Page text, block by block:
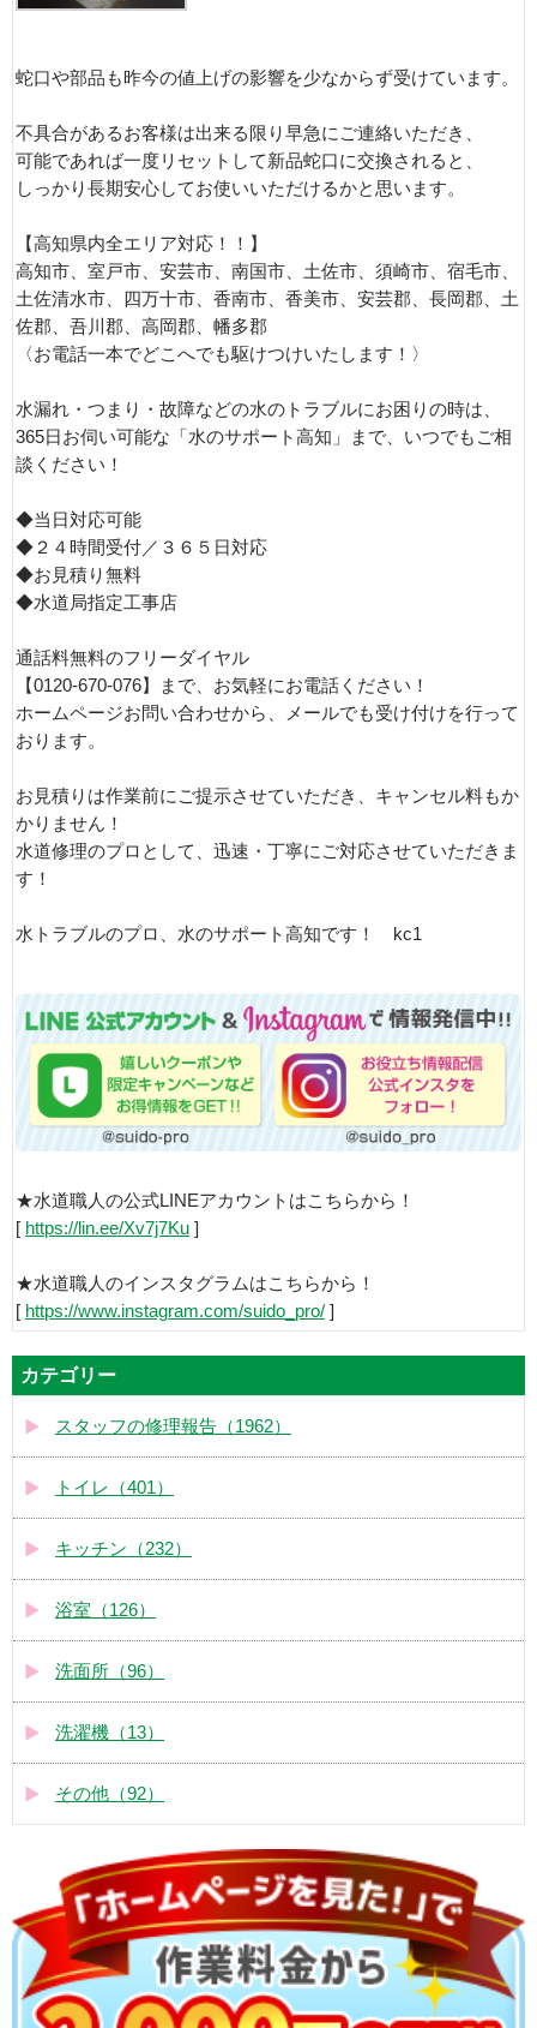
蛇口や部品も昨今の値上げの影響を少なからず受けています。
不具合があるお客様は出来る限り早急にご連絡いただき、
可能であれば一度リセットして新品蛇口に交換されると、
しっかり長期安心してお使いいただけるかと思います。
【高知県内全エリア対応！！】
高知市、室戸市、安芸市、南国市、土佐市、須崎市、宿毛市、
土佐清水市、四万十市、香南市、香美市、安芸郡、長岡郡、土
佐郡、吾川郡、高岡郡、幡多郡
〈お電話一本でどこへでも駆けつけいたします！〉
水漏れ・つまり・故障などの水のトラブルにお困りの時は、
365日お伺い可能な「水のサポート高知」まで、いつでもご相
談ください！
◆当日対応可能
◆２４時間受付／３６５日対応
◆お見積り無料
◆水道局指定工事店
通話料無料のフリーダイヤル
【0120-670-076】まで、お気軽にお電話ください！
ホームページお問い合わせから、メールでも受け付けを行って
おります。
お見積りは作業前にご提示させていただき、キャンセル料もか
かりません！
水道修理のプロとして、迅速・丁寧にご対応させていただきま
す！
水トラブルのプロ、水のサポート高知です！ kc1
★水道職人の公式LINEアカウントはこちらから！
[ https://lin.ee/Xv7j7Ku ]
★水道職人のインスタグラムはこちらから！
[ https://www.instagram.com/suido_pro/ ]
カテゴリー
スタッフの修理報告（1962）
トイレ（401）
キッチン（232）
浴室（126）
洗面所（96）
洗濯機（13）
その他（92）